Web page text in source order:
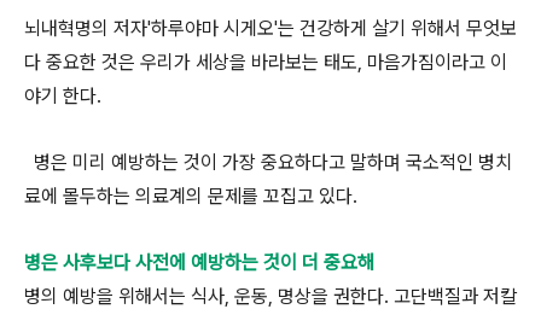
뇌내혁명의 저자'하루야마 시게오'는 건강하게 살기 위해서 무엇보
다 중요한 것은 우리가 세상을 바라보는 태도, 마음가짐이라고 이
야기 한다.
병은 미리 예방하는 것이 가장 중요하다고 말하며 국소적인 병치
료에 몰두하는 의료계의 문제를 꼬집고 있다.
병은 사후보다 사전에 예방하는 것이 더 중요해
병의 예방을 위해서는 식사, 운동, 명상을 권한다. 고단백질과 저칼